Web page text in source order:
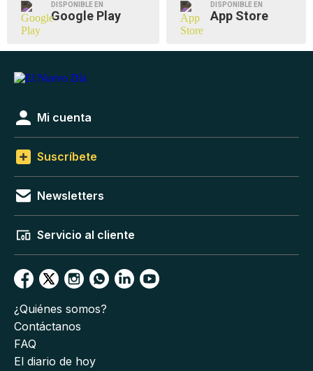
DISPONIBLE EN
Google Play
DISPONIBLE EN
App Store
Mi cuenta
Suscríbete
Newsletters
Servicio al cliente
¿Quiénes somos?
Contáctanos
FAQ
El diario de hoy